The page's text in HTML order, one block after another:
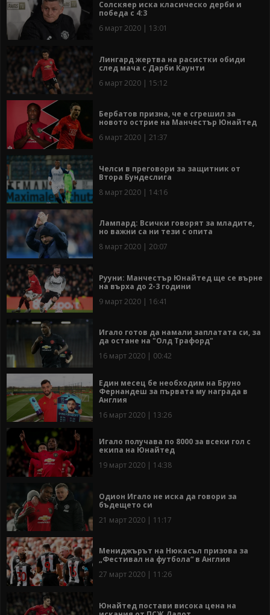
Солскяер иска класическо дерби и
победа с 4:3
6 март 2020 | 13:01
Лингард жертва на расистки обиди
след мача с Дарби Каунти
6 март 2020 | 15:12
Бербатов призна, че е сгрешил за
новото острие на Манчестър Юнайтед
6 март 2020 | 21:37
Челси в преговори за защитник от
Втора Бундеслига
8 март 2020 | 14:16
Лампард: Всички говорят за младите,
но важни са ни тези с опита
8 март 2020 | 20:07
Рууни: Манчестър Юнайтед ще се върне
на върха до 2-3 години
9 март 2020 | 16:41
Игало готов да намали заплатата си, за
да остане на "Олд Трафорд"
16 март 2020 | 00:42
Един месец бе необходим на Бруно
Фернандеш за първата му награда в
Англия
16 март 2020 | 13:26
Игало получава по 8000 за всеки гол с
екипа на Юнайтед
19 март 2020 | 14:38
Одион Игало не иска да говори за
бъдещето си
21 март 2020 | 11:17
Мениджърът на Нюкасъл призова за
„Фестивал на футбола“ в Англия
27 март 2020 | 11:26
Юнайтед постави висока цена на